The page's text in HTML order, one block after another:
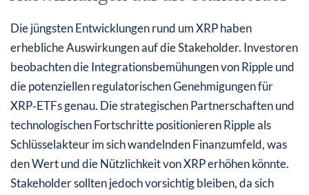
Die jüngsten Entwicklungen rund um XRP haben
erhebliche Auswirkungen auf die Stakeholder. Investoren
beobachten die Integrationsbemühungen von Ripple und
die potenziellen regulatorischen Genehmigungen für
XRP‑ETFs genau. Die strategischen Partnerschaften und
technologischen Fortschritte positionieren Ripple als
Schlüsselakteur im sich wandelnden Finanzumfeld, was
den Wert und die Nützlichkeit von XRP erhöhen könnte.
Stakeholder sollten jedoch vorsichtig bleiben, da sich